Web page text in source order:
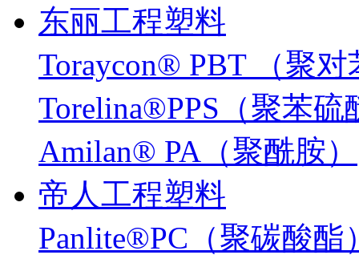
东丽工程塑料
Toraycon® PBT （聚
Torelina®PPS（聚苯硫
Amilan® PA（聚酰胺）
帝人工程塑料
Panlite®PC（聚碳酸酯